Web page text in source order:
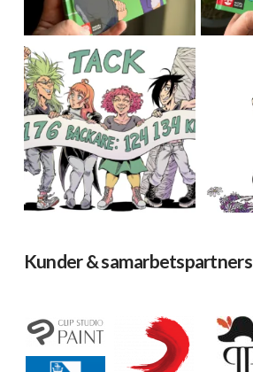
Kunder & samarbetspartners